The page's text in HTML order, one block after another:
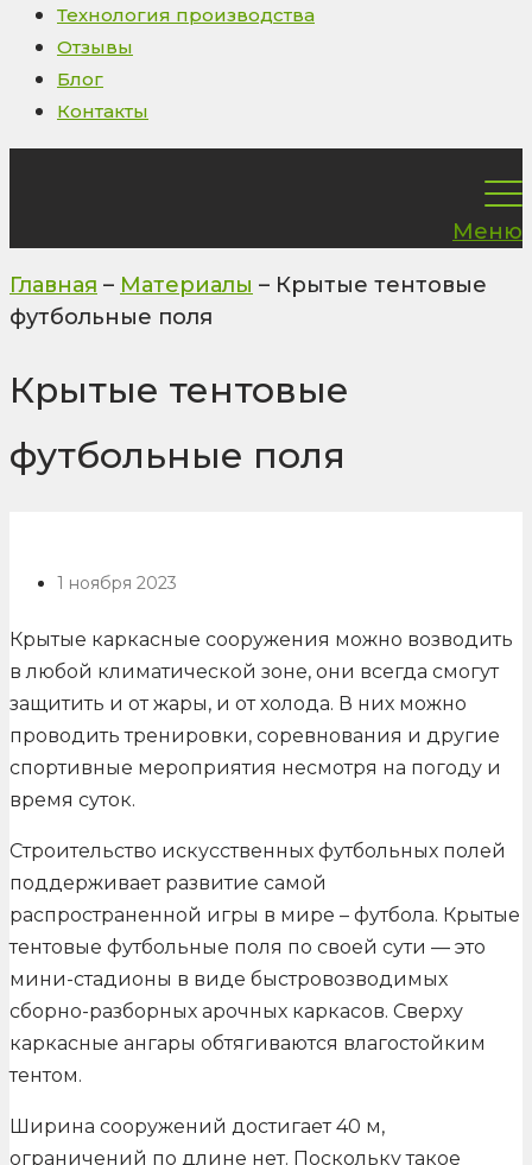
Технология производства
Отзывы
Блог
Контакты
Меню
Главная – Материалы – Крытые тентовые
футбольные поля
Крытые тентовые
футбольные поля
1 ноября 2023
Крытые каркасные сооружения можно возводить
в любой климатической зоне, они всегда смогут
защитить и от жары, и от холода. В них можно
проводить тренировки, соревнования и другие
спортивные мероприятия несмотря на погоду и
время суток.
Строительство искусственных футбольных полей
поддерживает развитие самой
распространенной игры в мире – футбола. Крытые
тентовые футбольные поля по своей сути — это
мини-стадионы в виде быстровозводимых
сборно-разборных арочных каркасов. Сверху
каркасные ангары обтягиваются влагостойким
тентом.
Ширина сооружений достигает 40 м,
ограничений по длине нет. Поскольку такое